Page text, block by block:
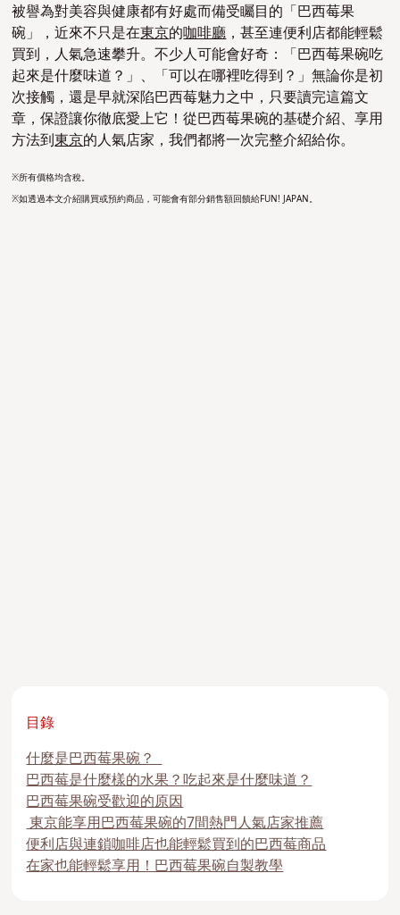
被譽為對美容與健康都有好處而備受矚目的「巴西莓果
碗」，近來不只是在東京的咖啡廳，甚至連便利店都能輕鬆
買到，人氣急速攀升。不少人可能會好奇：「巴西莓果碗吃
起來是什麼味道？」、「可以在哪裡吃得到？」無論你是初
次接觸，還是早就深陷巴西莓魅力之中，只要讀完這篇文
章，保證讓你徹底愛上它！從巴西莓果碗的基礎介紹、享用
方法到東京的人氣店家，我們都將一次完整介紹給你。
※所有價格均含稅。
※如透過本文介紹購買或預約商品，可能會有部分銷售額回饋給FUN! JAPAN。
目錄
什麼是巴西莓果碗？
巴西莓是什麼樣的水果？吃起來是什麼味道？
巴西莓果碗受歡迎的原因
東京能享用巴西莓果碗的7間熱門人氣店家推薦
便利店與連鎖咖啡店也能輕鬆買到的巴西莓商品
在家也能輕鬆享用！巴西莓果碗自製教學